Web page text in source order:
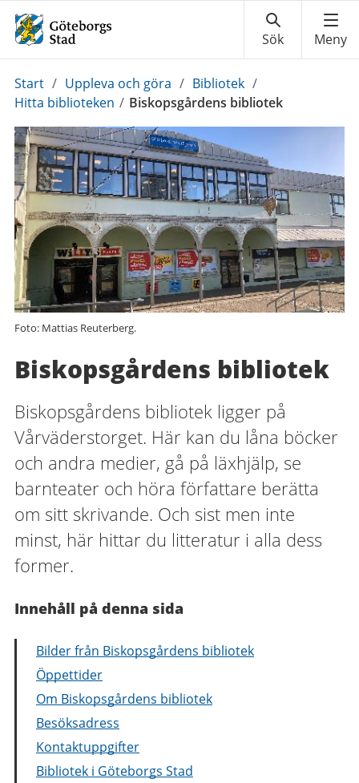
Du
är
Start / Uppleva och göra / Bibliotek /
Hitta biblioteken / Biskopsgårdens bibliotek
Foto: Mattias Reuterberg.
Biskopsgårdens bibliotek
Biskopsgårdens bibliotek ligger på
Vårväderstorget. Här kan du låna böcker
och andra medier, gå på läxhjälp, se
barnteater och höra författare berätta
om sitt skrivande. Och sist men inte
minst, här hittar du litteratur i alla dess
former.
Innehåll på denna sida
Bilder från Biskopsgårdens bibliotek
Öppettider
Om Biskopsgårdens bibliotek
Besöksadress
Kontaktuppgifter
Bibliotek i Göteborgs Stad